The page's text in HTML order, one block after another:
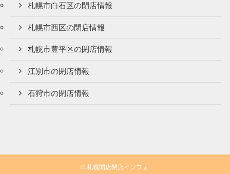
札幌市白石区の閉店情報
札幌市西区の閉店情報
札幌市豊平区の閉店情報
江別市の閉店情報
石狩市の閉店情報
©札幌開店閉店インフォ.